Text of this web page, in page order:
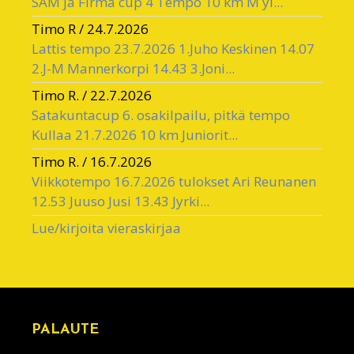
Timo R/ 24.7.2026
Lattis tempo 23.7.2026 1.Juho Keskinen 14.07
2.J-M Mannerkorpi 14.43 3.Joni...
Timo R. / 22.7.2026
Satakuntacup 6. osakilpailu, pitkä tempo
Kullaa 21.7.2026 10 km Juniorit...
Timo R. / 16.7.2026
Viikkotempo 16.7.2026 tulokset Ari Reunanen
12.53 Juuso Jusi 13.43 Jyrki...
Lue/kirjoita vieraskirjaa
PALAUTE